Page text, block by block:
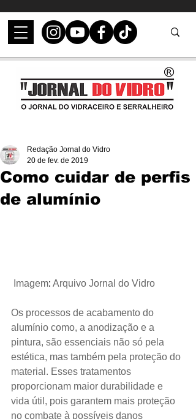
Como cuidar de perfis
de alumínio
Redação Jornal do Vidro
20 de fev. de 2019
Imagem: Arquivo Jornal do Vidro
Os processos de acabamento do
alumínio como, a anodização e a
pintura, são essenciais não só pela
estética, mas também pela proteção do
material. Esses tratamentos
proporcionam maior durabilidade e
vida útil, pois garantem mais proteção
no combate à possíveis danos